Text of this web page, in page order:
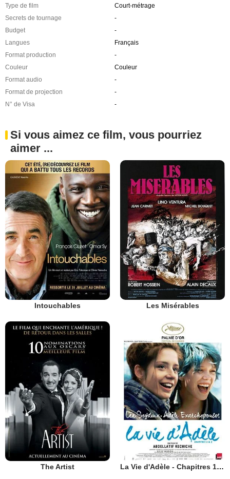
Type de film
Court-métrage
Secrets de tournage
-
Budget
-
Langues
Français
Format production
-
Couleur
Couleur
Format audio
-
Format de projection
-
N° de Visa
-
Si vous aimez ce film, vous pourriez
aimer ...
Intouchables Les Misérables
The Artist La Vie d'Adèle - Chapitres 1 et 2